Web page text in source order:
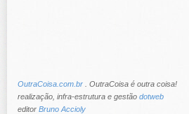
OutraCoisa.com.br . OutraCoisa é outra coisa!
realização, infra-estrutura e gestão dotweb
editor Bruno Accioly